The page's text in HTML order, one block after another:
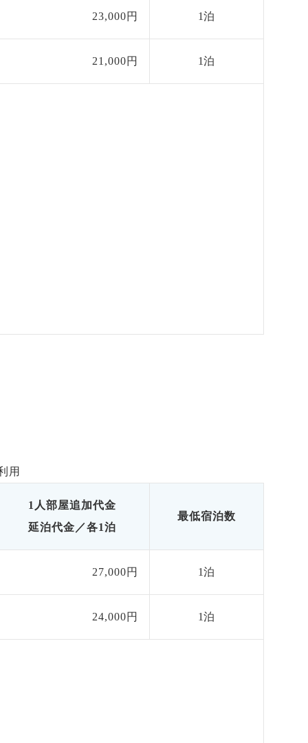
23,000円 1泊
21,000円 1泊
用
1人部屋追加代金
延泊代金／各1泊
最低宿泊数
27,000円 1泊
24,000円 1泊